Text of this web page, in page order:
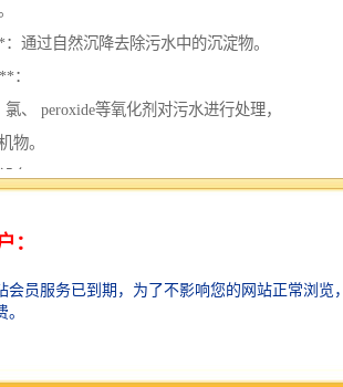
通过自然沉降去除污水中的沉淀物。
：
、 peroxide等氧化剂对污水进行处理，
物。
备**：
或厌氧生物处理。
**：
**纳滤膜**等，通过膜的选择性使污水